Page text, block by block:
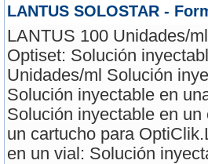
LANTUS SOLOSTAR -
LANTUS 100 Unidades/
Optiset: Solución
Unidades/ml Solución
Solución inyectable en
Solución inyectable en
un cartucho para
en un vial: Solución